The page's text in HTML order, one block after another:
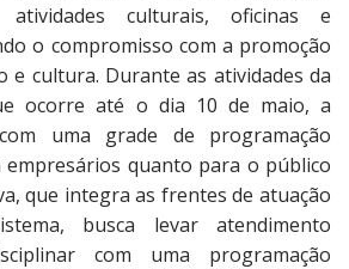
atividades culturais, oficinas e
o compromisso com a promoção
e cultura. Durante as atividades da
ocorre até o dia 10 de maio, a
uma grade de programação
quanto para o público
que integra as frentes de atuação
busca levar atendimento
com uma programação